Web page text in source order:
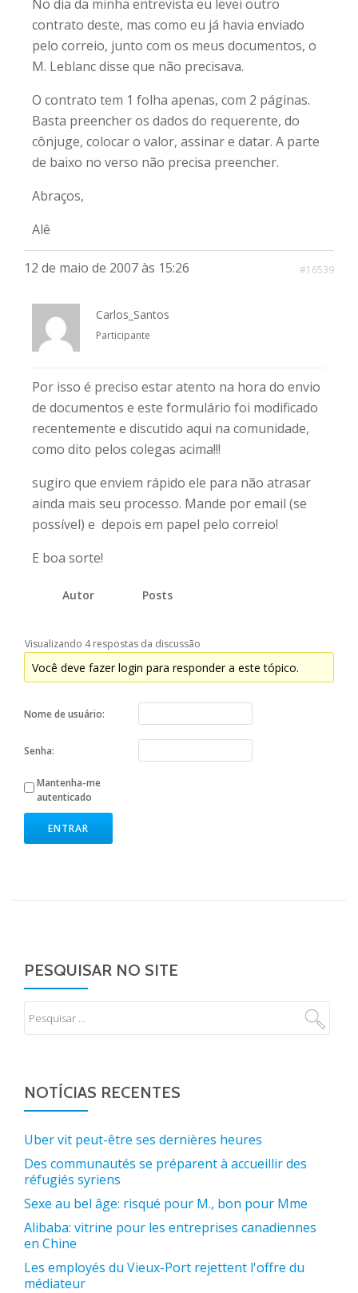
No dia da minha entrevista eu levei outro
contrato deste, mas como eu já havia enviado
pelo correio, junto com os meus documentos, o
M. Leblanc disse que não precisava.
O contrato tem 1 folha apenas, com 2 páginas.
Basta preencher os dados do requerente, do
cônjuge, colocar o valor, assinar e datar. A parte
de baixo no verso não precisa preencher.
Abraços,
Alê
12 de maio de 2007 às 15:26 #16539
Carlos_Santos
Participante
Por isso é preciso estar atento na hora do envio
de documentos e este formulário foi modificado
recentemente e discutido aqui na comunidade,
como dito pelos colegas acima!!!
sugiro que enviem rápido ele para não atrasar
ainda mais seu processo. Mande por email (se
possível) e depois em papel pelo correio!
E boa sorte!
Autor Posts
Visualizando 4 respostas da discussão
Você deve fazer login para responder a este tópico.
Nome de usuário:
Senha:
Mantenha-me
autenticado
ENTRAR
PESQUISAR NO SITE
NOTÍCIAS RECENTES
Uber vit peut-être ses dernières heures
Des communautés se préparent à accueillir des
réfugiés syriens
Sexe au bel âge: risqué pour M., bon pour Mme
Alibaba: vitrine pour les entreprises canadiennes
en Chine
Les employés du Vieux-Port rejettent l'offre du
médiateur